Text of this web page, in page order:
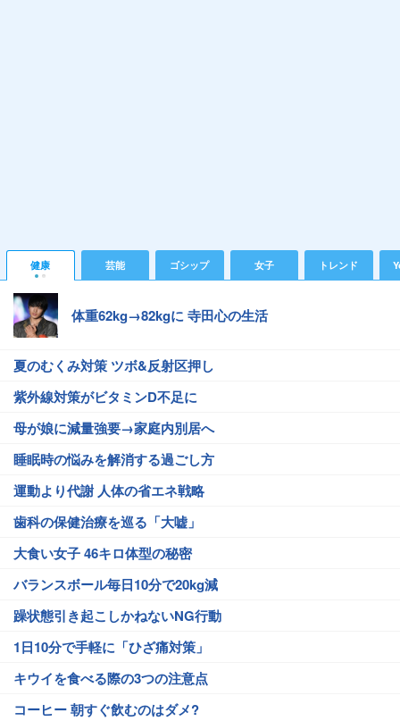
健康 芸能 ゴシップ 女子 トレンド
体重62kg→82kgに 寺田心の生活
夏のむくみ対策 ツボ&反射区押し
紫外線対策がビタミンD不足に
母が娘に減量強要→家庭内別居へ
睡眠時の悩みを解消する過ごし方
運動より代謝 人体の省エネ戦略
歯科の保健治療を巡る「大嘘」
大食い女子 46キロ体型の秘密
バランスボール毎日10分で20kg減
躁状態引き起こしかねないNG行動
1日10分で手軽に「ひざ痛対策」
キウイを食べる際の3つの注意点
コーヒー 朝すぐ飲むのはダメ?